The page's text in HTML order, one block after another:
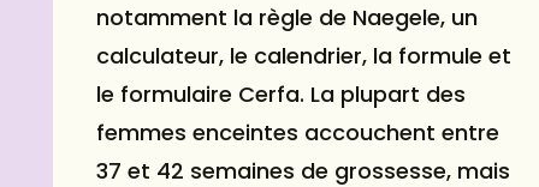
notamment la règle de Naegele, un
calculateur, le calendrier, la formule et
le formulaire Cerfa. La plupart des
femmes enceintes accouchent entre
37 et 42 semaines de grossesse, mais